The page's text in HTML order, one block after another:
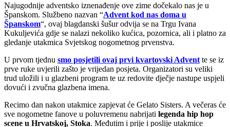
Najugodnije adventsko iznenađenje ove zime dočekalo nas je u
Španskom. Službeno nazvan “Advent kod nas doma u
Španskom“, ovaj blagdanski šušur odvija se na Trgu Ivana
Kukuljevića gdje se nalazi nekoliko kućica, pozornica, ali i platno za
gledanje utakmica Svjetskog nogometnog prvenstva.
U prvom tjednu smo posjetili ovaj prvi kvartovski Advent te se iz
prve ruke uvjerili zašto je vrijedan posjeta. Organizatori su veliki
trud uložili i u glazbeni program te uz redovite dječje nastupe uspjeli
dovući i zvučna glazbena imena.
Recimo dan nakon utakmice zapjevat će Gelato Sisters. A večeras će
sve nogometne fanove u poluvremenu nabrijati legenda hip hop
scene u Hrvatskoj, Stoka. Međutim i prije i poslije utakmice